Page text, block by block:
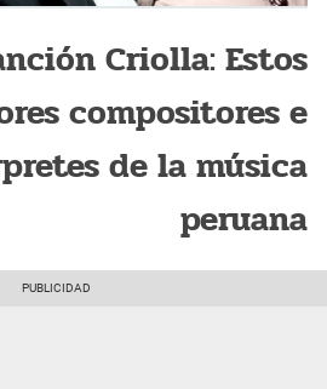
Criolla: Estos
compositores e
de la música
peruana